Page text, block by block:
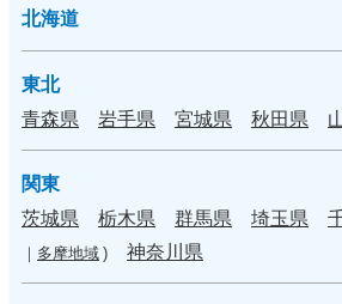
北海道
東北
青森県
岩手県 宮城県 秋田県
関東
茨城県
栃木県 群馬県 埼玉県
｜ 多摩地域 ) 神奈川県